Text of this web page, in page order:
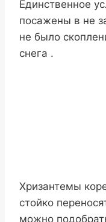
Единственное
посажены в не
не было
снега .
Хризантемы
стойко
можно